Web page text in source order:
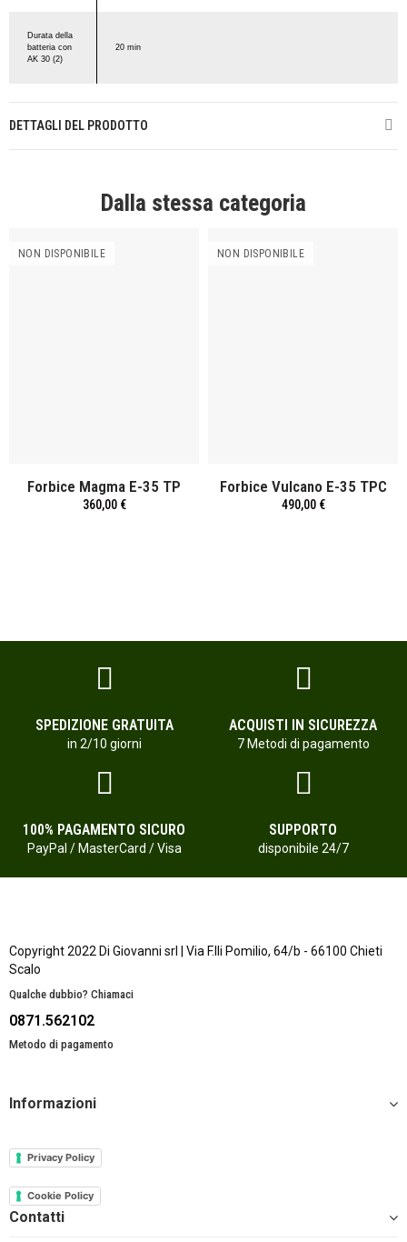
Durata della
batteria con
AK 30 (2)
20 min
DETTAGLI DEL PRODOTTO
Dalla stessa categoria
NON DISPONIBILE
Forbice Magma E-35 TP
360,00 €
NON DISPONIBILE
Forbice Vulcano E-35 TPC
490,00 €
SPEDIZIONE GRATUITA
in 2/10 giorni
ACQUISTI IN SICUREZZA
7 Metodi di pagamento
100% PAGAMENTO SICURO
PayPal / MasterCard / Visa
SUPPORTO
disponibile 24/7
Copyright 2022 Di Giovanni srl | Via F.lli Pomilio, 64/b - 66100 Chieti
Scalo
Qualche dubbio? Chiamaci
0871.562102
Metodo di pagamento
Informazioni
Privacy Policy
Cookie Policy
Contatti